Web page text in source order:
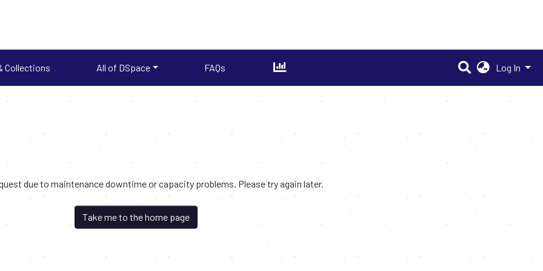
Collections All of DSpace FAQs Log In
due to maintenance downtime or capacity problems. Please try again later.
Take me to the home page